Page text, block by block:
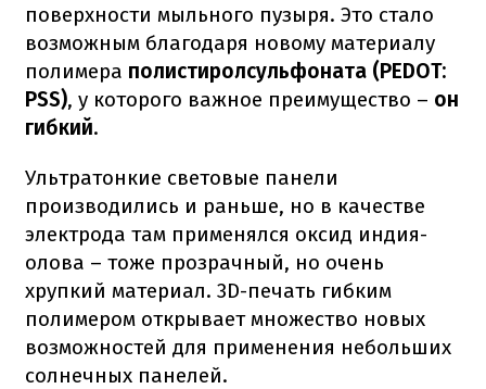
поверхности мыльного пузыря. Это стало
возможным благодаря новому материалу
полимера полистиролсульфоната (PEDOT:
PSS), у которого важное преимущество – он
гибкий.
Ультратонкие световые панели
производились и раньше, но в качестве
электрода там применялся оксид индия-
олова – тоже прозрачный, но очень
хрупкий материал. 3D-печать гибким
полимером открывает множество новых
возможностей для применения небольших
солнечных панелей.